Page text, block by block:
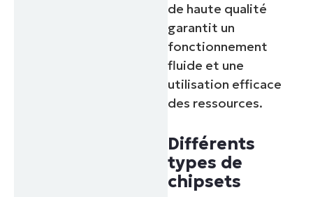
de haute qualité
garantit un
fonctionnement
fluide et une
utilisation efficace
des ressources.
Différents
types de
chipsets